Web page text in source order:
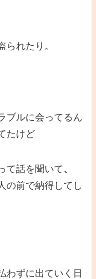
られたり。
ブルに会ってるん
たけど
て話を聞いて、
の前で納得してし
わずに出ていく日